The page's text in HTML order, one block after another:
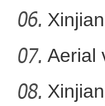
f
Aerial